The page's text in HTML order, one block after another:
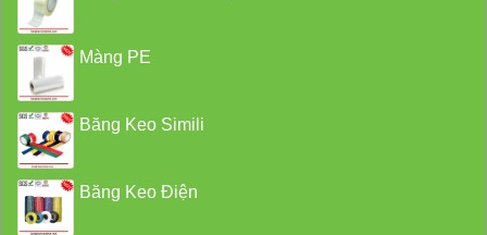
Màng PE
Băng Keo Simili
Băng Keo Điện